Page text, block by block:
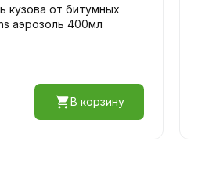
кузова от битумных
аэрозоль 400мл
В корзину